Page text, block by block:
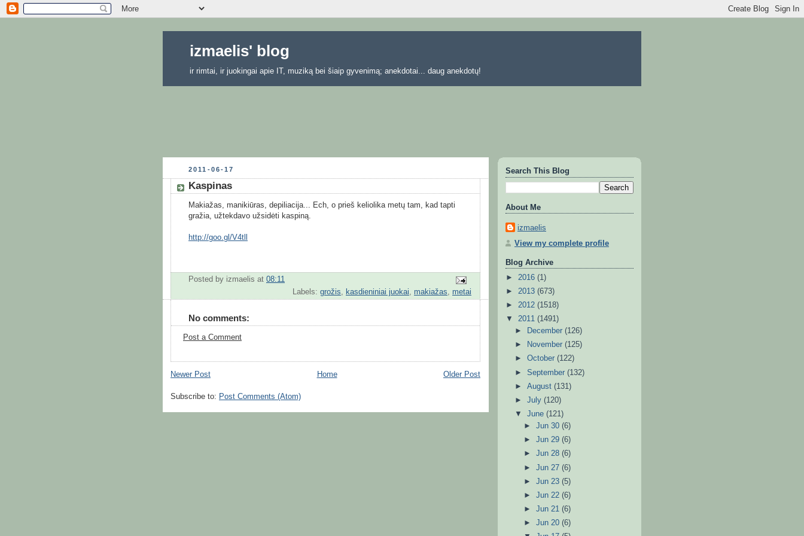
izmaelis' blog
ir rimtai, ir juokingai apie IT, muziką bei šiaip gyvenimą; anekdotai... daug anekdotų!
2011-06-17
Kaspinas
Makiažas, manikiūras, depiliacija... Ech, o prieš keliolika metų tam, kad tapti
gražia, užtekdavo užsidėti kaspiną.
http://goo.gl/V4tll
Posted by izmaelis at 08:11
Labels: grožis kasdieniniai juokai makiažas metai
No comments:
Post a Comment
Newer Post Older Post
Home
Subscribe to: Post Comments (Atom)
Search This Blog
About Me
izmaelis
View my complete profile
Blog Archive
► 2016 (1)
► 2013 (673)
► 2012 (1518)
▼ 2011 (1491)
►
December(126)
►
November(125)
►October(122)
►September(132)
►August(131)
►July(120)
▼June(121)
►Jun 30(6)
►Jun 29(6)
►Jun 28(6)
►Jun 27(6)
►Jun 23(5)
►Jun 22(6)
►Jun 21(6)
►Jun 20(6)